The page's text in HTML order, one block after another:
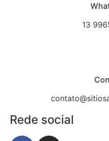
13
Rede social